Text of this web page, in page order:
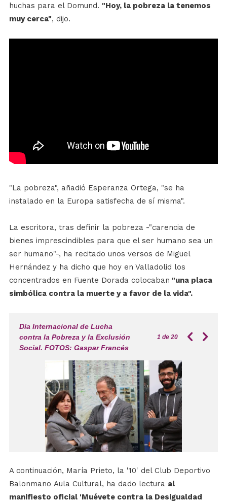
huchas para el Domund. "Hoy, la pobreza la tenemos
muy cerca", dijo.
"La pobreza", añadió Esperanza Ortega, "se ha
instalado en la Europa satisfecha de sí misma".
La escritora, tras definir la pobreza -"carencia de
bienes imprescindibles para que el ser humano sea un
ser humano"-, ha recitado unos versos de Miguel
Hernández y ha dicho que hoy en Valladolid los
concentrados en Fuente Dorada colocaban "una placa
simbólica contra la muerte y a favor de la vida".
Día Internacional de Lucha
contra la Pobreza y la Exclusión
Social. FOTOS: Gaspar Francés
1 de 20
A continuación, María Prieto, la '10' del Club Deportivo
Balonmano Aula Cultural, ha dado lectura al
manifiesto oficial 'Muévete contra la Desigualdad